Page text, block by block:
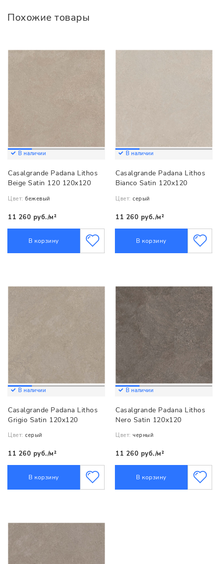
Похожие товары
В наличии
Casalgrande Padana Lithos
Beige Satin 120 120x120
Цвет: бежевый
11 260 руб./м²
В корзину
В наличии
Casalgrande Padana Lithos
Bianco Satin 120x120
Цвет: серый
11 260 руб./м²
В корзину
В наличии
Casalgrande Padana Lithos
Grigio Satin 120x120
Цвет: серый
11 260 руб./м²
В корзину
В наличии
Casalgrande Padana Lithos
Nero Satin 120x120
Цвет: черный
11 260 руб./м²
В корзину